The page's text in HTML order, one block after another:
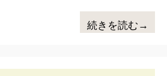
続きを読む→